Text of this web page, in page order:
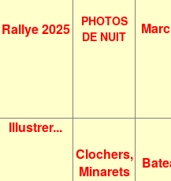
Rallye 2025
PHOTOS
DE NUIT
Illustrer...
Clochers,
Minarets